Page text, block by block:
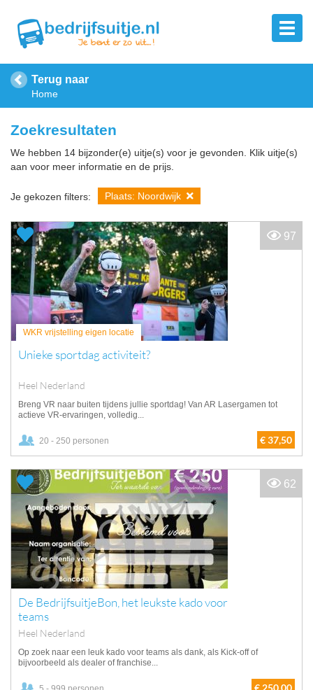
Terug naar
Home
Zoekresultaten
We hebben 14 bijzonder(e) uitje(s) voor je gevonden. Klik uitje(s)
aan voor meer informatie en de prijs.
Je gekozen filters: Plaats: Noordwijk
WKR vrijstelling eigen locatie
Unieke sportdag activiteit?
Heel Nederland
Breng VR naar buiten tijdens jullie sportdag! Van AR Lasergamen tot
actieve VR-ervaringen, volledig...
20 - 250 personen € 37,50
97
De BedrijfsuitjeBon, het leukste kado voor
teams
Heel Nederland
Op zoek naar een leuk kado voor teams als dank, als Kick-off of
bijvoorbeeld als dealer of franchise...
€ 250,00
62